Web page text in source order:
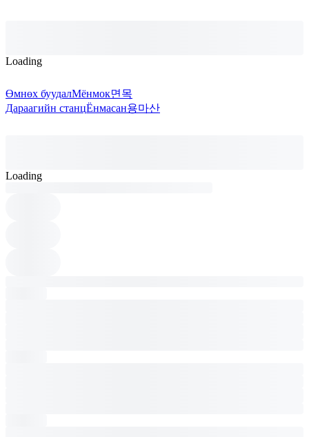
Loading
Өмнөх буудалМёнмок면목
Дараагийн станцЁнмасан용마산
Loading